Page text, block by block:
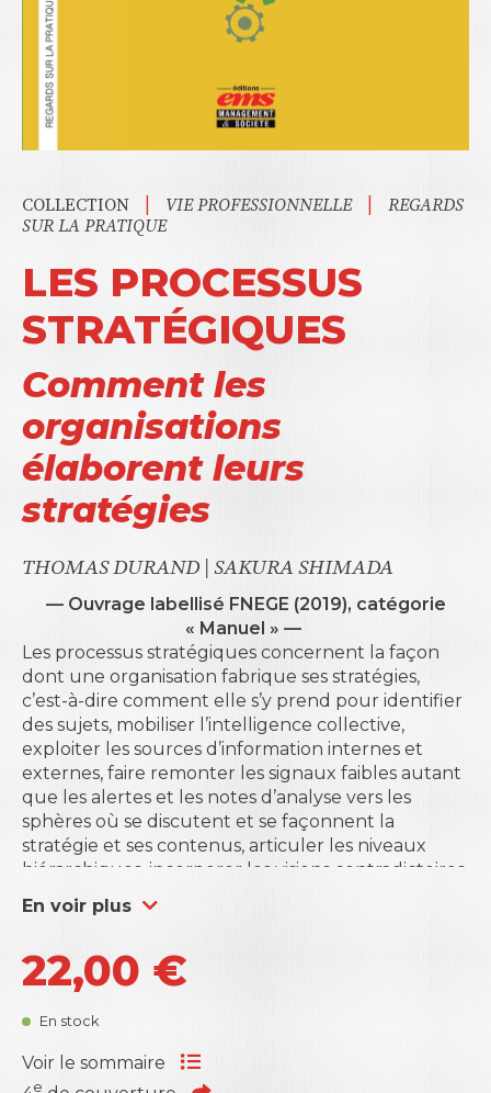
COLLECTION | VIE PROFESSIONNELLE |
REGARDS
SUR LA PRATIQUE
LES PROCESSUS
STRATÉGIQUES
Comment les
organisations
élaborent leurs
stratégies
THOMAS DURAND | SAKURA SHIMADA
— Ouvrage labellisé FNEGE (2019), catégorie
« Manuel » —
Les processus stratégiques concernent la façon
dont une organisation fabrique ses stratégies,
c’est-à-dire comment elle s’y prend pour identifier
des sujets, mobiliser l’intelligence collective,
exploiter les sources d’information internes et
externes, faire remonter les signaux faibles autant
que les alertes et les notes d’analyse vers les
sphères où se discutent et se façonnent la
stratégie et ses contenus, articuler les niveaux
hiérarchiques, incorporer les visions contradictoires
en confrontant les avis, etc. Ces processus vont
jusqu’à la mise en œuvre, avec les révisions
peut impliquer. En ce sens, la stratégie est duale : il
y a le « quoi », c’est-à-dire les contenus de ce que
veut faire l’entreprise (ses offres, ses marchés, ses
a le « comment », c’est-à-dire la façon dont
l’entreprise construit le quoi et le met en œuvre
En voir plus
22,00 €
En stock
Voir le sommaire
e